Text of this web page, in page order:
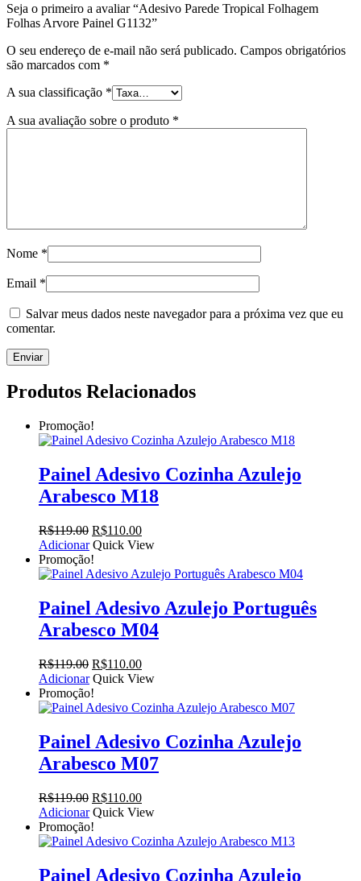
Seja o primeiro a avaliar “Adesivo Parede Tropical Folhagem
Folhas Arvore Painel G1132”
O seu endereço de e-mail não será publicado. Campos obrigatórios
são marcados com *
A sua classificação *
A sua avaliação sobre o produto *
Nome *
Email *
Salvar meus dados neste navegador para a próxima vez que eu
comentar.
Produtos Relacionados
Promoção!
Painel Adesivo Cozinha Azulejo
Arabesco M18
R$119.00 O
preço
original
era:
R$110.00O
preço
é:
Adicionar Quick View
Promoção!
Painel Adesivo Azulejo Português
Arabesco M04
R$119.00 O
preço
original
era:
R$110.00O
preço
é:
Adicionar Quick View
Promoção!
Painel Adesivo Cozinha Azulejo
Arabesco M07
R$119.00 O
preço
original
era:
R$110.00O
preço
é:
Adicionar Quick View
Promoção!
Painel Adesivo Cozinha Azulejo